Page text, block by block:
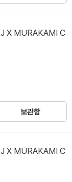
X MURAKAMI C
보관함
X MURAKAMI C